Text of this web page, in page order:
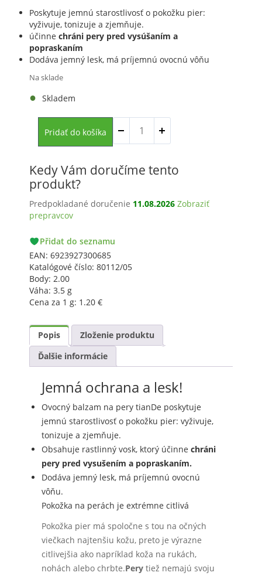
Poskytuje jemnú starostlivosť o pokožku pier:
vyživuje, tonizuje a zjemňuje.
účinne chráni pery pred vysúšaním a
popraskaním
Dodáva jemný lesk, má príjemnú ovocnú vôňu
Na sklade
Skladem
balzam
pery,
Pridať do košíka
Kedy Vám doručíme tento
produkt?
Predpokladané doručenie 11.08.2026 Zobraziť
prepravcov
GLSPřidat do seznamu
EAN: 6923927300685
Katalógové číslo: 80112/05
Body: 2.00
Váha: 3.5 g
Cena za 1 g: 1.20 €
Popis
Zloženie produktu
Ďalšie informácie
Jemná ochrana a lesk!
Ovocný balzam na pery tianDe poskytuje
jemnú starostlivosť o pokožku pier: vyživuje,
tonizuje a zjemňuje.
Obsahuje rastlinný vosk, ktorý účinne chráni
pery pred vysušením a popraskaním.
Dodáva jemný lesk, má príjemnú ovocnú
vôňu.
Pokožka na perách je extrémne citlivá
Pokožka pier má spoločne s tou na očných
viečkach najtenšiu kožu, preto je výrazne
citlivejšia ako napríklad koža na rukách,
nohách alebo chrbte.Pery tiež nemajú svoju